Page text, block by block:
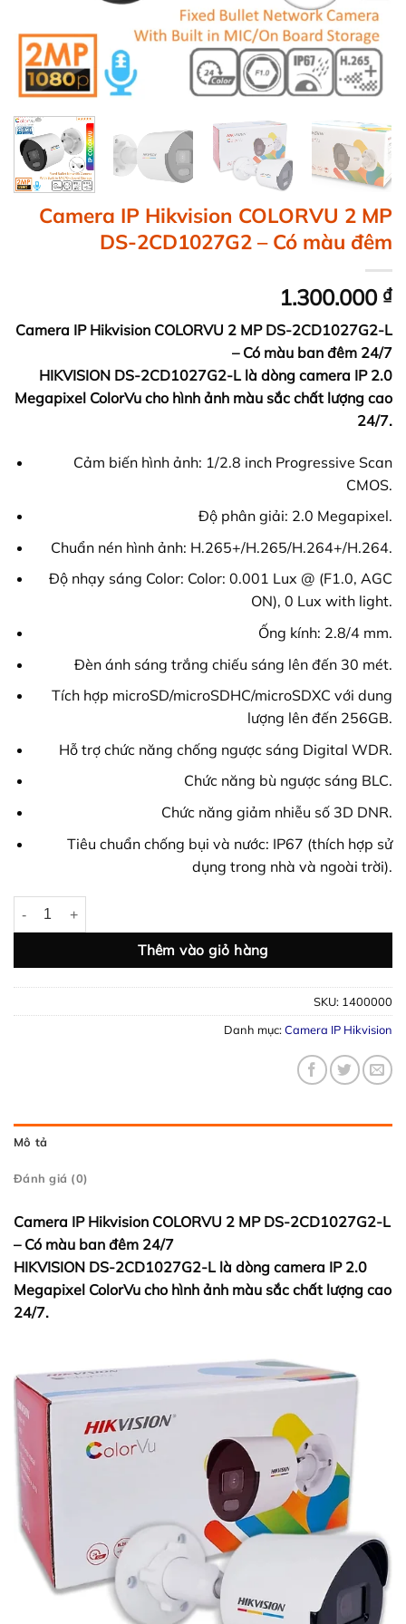
Camera IP Hikvision COLORVU 2 MP
DS-2CD1027G2 – Có màu đêm
1.300.000 ₫
Camera IP Hikvision COLORVU 2 MP DS-2CD1027G2-L
– Có màu ban đêm 24/7
HIKVISION DS-2CD1027G2-L là dòng camera IP 2.0
Megapixel ColorVu cho hình ảnh màu sắc chất lượng cao
24/7.
Cảm biến hình ảnh: 1/2.8 inch Progressive Scan
CMOS.
Độ phân giải: 2.0 Megapixel.
Chuẩn nén hình ảnh: H.265+/H.265/H.264+/H.264.
Độ nhạy sáng Color: Color: 0.001 Lux @ (F1.0, AGC
ON), 0 Lux with light.
Ống kính: 2.8/4 mm.
Đèn ánh sáng trắng chiếu sáng lên đến 30 mét.
Tích hợp microSD/microSDHC/microSDXC với dung
lượng lên đến 256GB.
Hỗ trợ chức năng chống ngược sáng Digital WDR.
Chức năng bù ngược sáng BLC.
Chức năng giảm nhiễu số 3D DNR.
Tiêu chuẩn chống bụi và nước: IP67 (thích hợp sử
dụng trong nhà và ngoài trời).
Camera IP Hikvision COLORVU 2 MP DS-2CD1027G2 – Có
Thêm vào giỏ hàng
SKU: 1400000
Danh mục:Camera IP Hikvision
Mô tả
Đánh giá (0)
Camera IP Hikvision COLORVU 2 MP DS-2CD1027G2-L
– Có màu ban đêm 24/7
HIKVISION DS-2CD1027G2-L là dòng camera IP 2.0
Megapixel ColorVu cho hình ảnh màu sắc chất lượng cao
24/7.